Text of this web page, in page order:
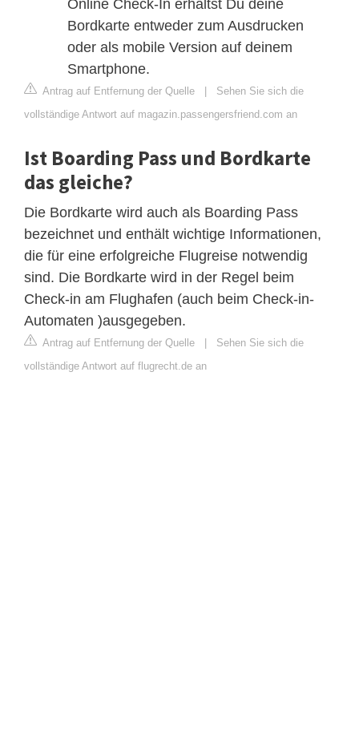
Online Check-In erhältst Du deine
Bordkarte entweder zum Ausdrucken
oder als mobile Version auf deinem
Smartphone.
Antrag auf Entfernung der Quelle | Sehen Sie sich die
vollständige Antwort auf magazin.passengersfriend.com an
Ist Boarding Pass und Bordkarte
das gleiche?
Die Bordkarte wird auch als Boarding Pass
bezeichnet und enthält wichtige Informationen,
die für eine erfolgreiche Flugreise notwendig
sind. Die Bordkarte wird in der Regel beim
Check-in am Flughafen (auch beim Check-in-
Automaten )ausgegeben.
Antrag auf Entfernung der Quelle | Sehen Sie sich die
vollständige Antwort auf flugrecht.de an